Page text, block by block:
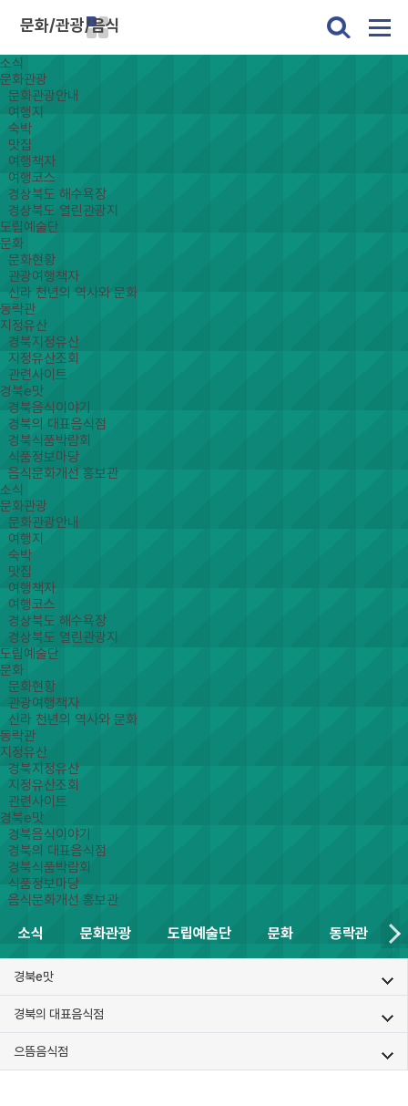
문화/관광/음식
소식
문화관광
문화관광안내
여행지
숙박
맛집
여행책자
여행코스
경상북도 해수욕장
경상북도 열린관광지
도립예술단
문화
문화현황
관광여행책자
신라 천년의 역사와 문화
동락관
지정유산
경북지정유산
지정유산조회
관련사이트
경북e맛
경북음식이야기
경북의 대표음식점
경북식품박람회
식품정보마당
음식문화개선 홍보관
소식
문화관광
문화관광안내
여행지
숙박
맛집
여행책자
여행코스
경상북도 해수욕장
경상북도 열린관광지
도립예술단
문화
문화현황
관광여행책자
신라 천년의 역사와 문화
동락관
지정유산
경북지정유산
지정유산조회
관련사이트
경북e맛
경북음식이야기
경북의 대표음식점
경북식품박람회
식품정보마당
음식문화개선 홍보관
소식 문화관광 도립예술단 문화 동락관
경북e맛
경북의 대표음식점
으뜸음식점